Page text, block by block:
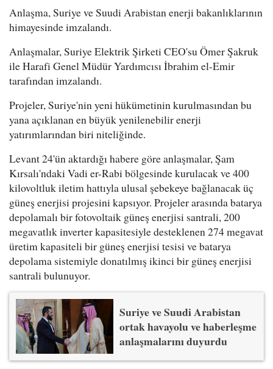
Anlaşma, Suriye ve Suudi Arabistan enerji bakanlıklarının
himayesinde imzalandı.
Anlaşmalar, Suriye Elektrik Şirketi CEO'su Ömer Şakruk
ile Harafi Genel Müdür Yardımcısı İbrahim el-Emir
tarafından imzalandı.
Projeler, Suriye'nin yeni hükümetinin kurulmasından bu
yana açıklanan en büyük yenilenebilir enerji
yatırımlarından biri niteliğinde.
Levant 24'ün aktardığı habere göre anlaşmalar, Şam
Kırsalı'ndaki Vadi er-Rabi bölgesinde kurulacak ve 400
kilovoltluk iletim hattıyla ulusal şebekeye bağlanacak üç
güneş enerjisi projesini kapsıyor. Projeler arasında batarya
depolamalı bir fotovoltaik güneş enerjisi santrali, 200
megavatlık inverter kapasitesiyle desteklenen 274 megavat
üretim kapasiteli bir güneş enerjisi tesisi ve batarya
depolama sistemiyle donatılmış ikinci bir güneş enerjisi
santrali bulunuyor.
Suriye ve Suudi Arabistan
ortak havayolu ve haberleşme
anlaşmalarını duyurdu